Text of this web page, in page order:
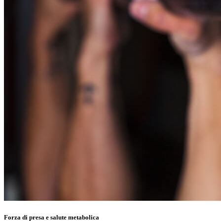
Forza di presa e salute metabolica